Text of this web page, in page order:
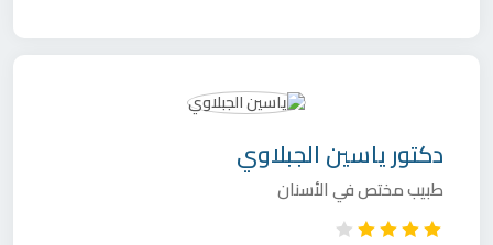
دكتورياسين الجبلاوي
طبيب مختص في الأسنان